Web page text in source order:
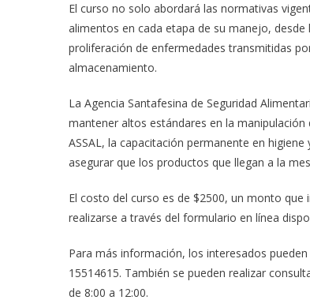
El curso no solo abordará las normativas
alimentos en cada etapa de su manejo,
proliferación de enfermedades transmitidas
almacenamiento.
La Agencia Santafesina de Seguridad
mantener altos estándares en la
ASSAL, la capacitación permanente en
asegurar que los productos que llegan a la
El costo del curso es de $2500, un monto
realizarse a través del formulario en línea
Para más información, los interesados pueden
15514615. También se pueden realizar
de 8:00 a 12:00.